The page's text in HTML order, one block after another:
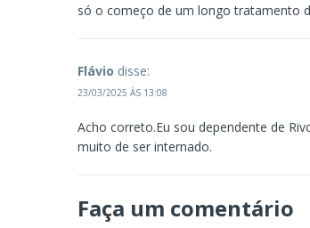
só o começo de um longo tratamento
Flávio disse:
23/03/2025 ÀS 13:08
Acho correto.Eu sou dependente de
muito de ser internado.
Faça um comentário